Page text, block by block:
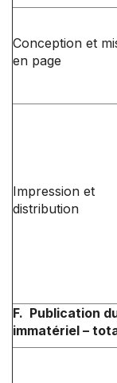
Conception et
en page
Impression et
distribution
F. Publication
immatériel –